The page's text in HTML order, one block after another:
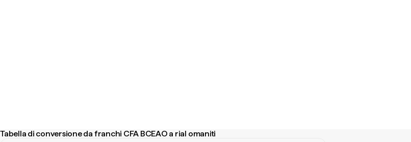
Tabella di conversione da franchi CFA BCEAO a rial omaniti